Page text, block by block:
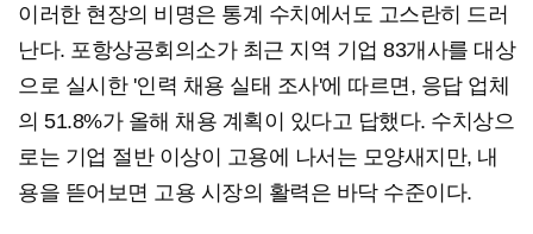
이러한 현장의 비명은 통계 수치에서도 고스란히 드러
난다. 포항상공회의소가 최근 지역 기업 83개사를 대상
으로 실시한 '인력 채용 실태 조사'에 따르면, 응답 업체
의 51.8%가 올해 채용 계획이 있다고 답했다. 수치상으
로는 기업 절반 이상이 고용에 나서는 모양새지만, 내
용을 뜯어보면 고용 시장의 활력은 바닥 수준이다.